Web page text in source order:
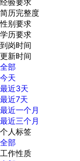
经验要求
简历完整度
性别要求
学历要求
到岗时间
更新时间
全部
今天
最近3天
最近7天
最近一个月
最近三个月
个人标签
全部
工作性质